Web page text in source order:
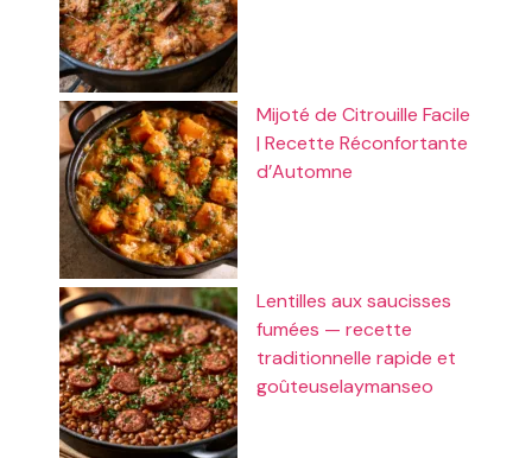
Mijoté de Citrouille Facile
| Recette Réconfortante
d’Automne
Lentilles aux saucisses
fumées — recette
traditionnelle rapide et
goûteuselaymanseo